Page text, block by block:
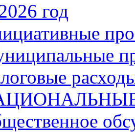
год